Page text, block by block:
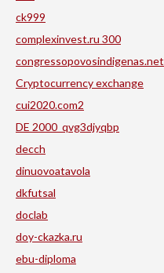
ck999
complexinvest.ru 300
congressopovosindigenas.net
Cryptocurrency exchange
cui2020.com2
DE 2000_qvg3djyqbp
decch
dinuovoatavola
dkfutsal
doclab
doy-ckazka.ru
ebu-diploma